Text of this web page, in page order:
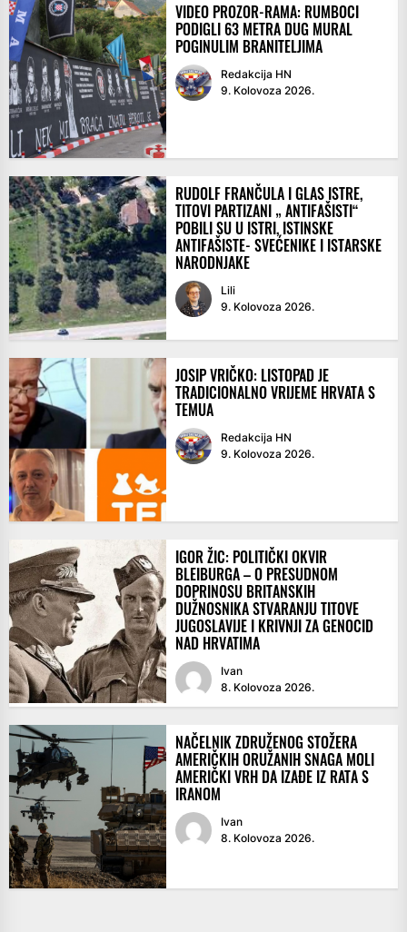
VIDEO PROZOR-RAMA: RUMBOCI
PODIGLI 63 METRA DUG MURAL
POGINULIM BRANITELJIMA
Redakcija HN
9. Kolovoza 2026.
RUDOLF FRANČULA I GLAS ISTRE,
TITOVI PARTIZANI „ ANTIFAŠISTI“
POBILI SU U ISTRI, ISTINSKE
ANTIFAŠISTE- SVEĆENIKE I ISTARSKE
NARODNJAKE
Lili
9. Kolovoza 2026.
JOSIP VRIČKO: LISTOPAD JE
TRADICIONALNO VRIJEME HRVATA S
TEMUA
Redakcija HN
9. Kolovoza 2026.
IGOR ŽIC: POLITIČKI OKVIR
BLEIBURGA – O PRESUDNOM
DOPRINOSU BRITANSKIH
DUŽNOSNIKA STVARANJU TITOVE
JUGOSLAVIJE I KRIVNJI ZA GENOCID
NAD HRVATIMA
Ivan
8. Kolovoza 2026.
NAČELNIK ZDRUŽENOG STOŽERA
AMERIČKIH ORUŽANIH SNAGA MOLI
AMERIČKI VRH DA IZAĐE IZ RATA S
IRANOM
Ivan
8. Kolovoza 2026.